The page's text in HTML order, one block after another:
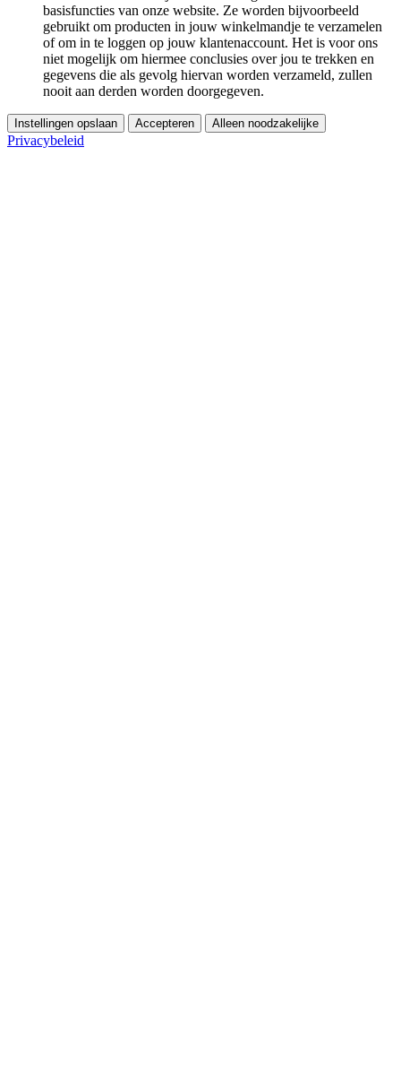
basisfuncties van onze website. Ze worden bijvoorbeeld
gebruikt om producten in jouw winkelmandje te verzamelen
of om in te loggen op jouw klantenaccount. Het is voor ons
niet mogelijk om hiermee conclusies over jou te trekken en
gegevens die als gevolg hiervan worden verzameld, zullen
nooit aan derden worden doorgegeven.
Instellingen opslaan Accepteren Alleen noodzakelijke
Privacybeleid